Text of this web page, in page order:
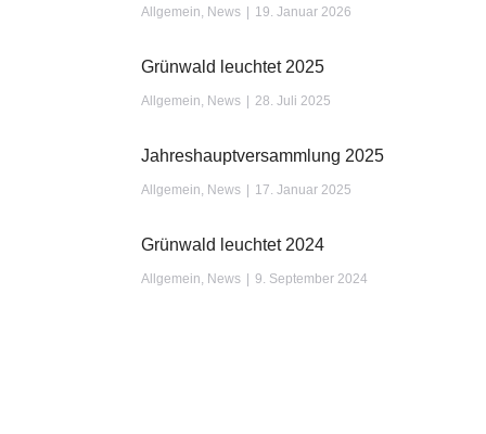
Allgemein, News 19. Januar 2026
Grünwald leuchtet 2025
Allgemein, News 28. Juli 2025
Jahreshauptversammlung 2025
Allgemein, News 17. Januar 2025
Grünwald leuchtet 2024
Allgemein, News 9. September 2024